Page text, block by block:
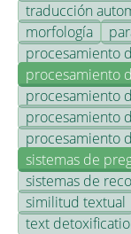
traducción
morfología
procesamiento
procesamiento
procesamiento
procesamiento
procesamiento
sistemas de
sistemas de
similitud textual
text